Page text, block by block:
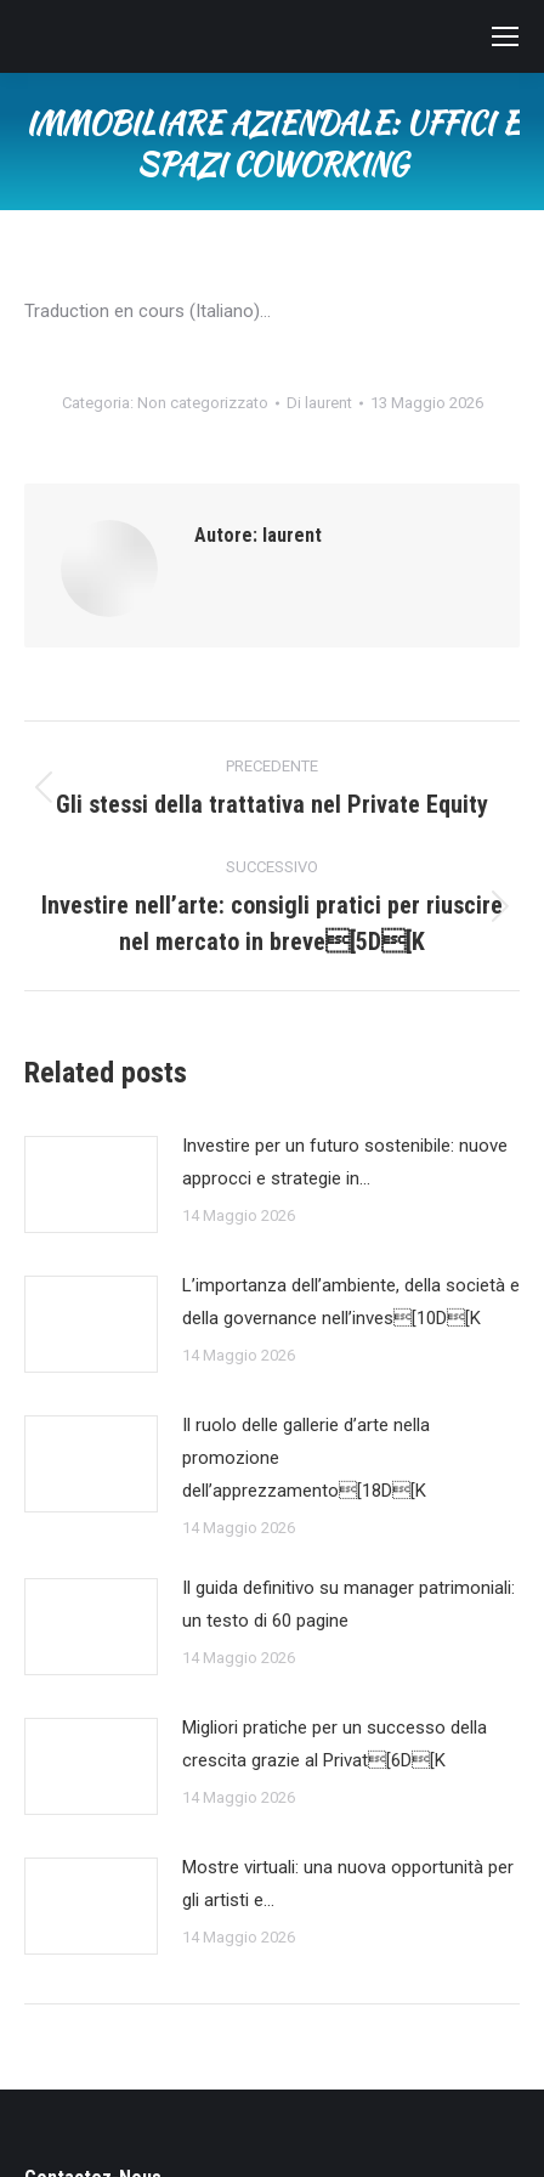
IMMOBILIARE AZIENDALE: UFFICI E
SPAZI COWORKING
Traduction en cours (Italiano)…
Categoria: Non categorizzato Di laurent 13 Maggio 2026
Autore: laurent
tra
post
PRECEDENTE
Post
Gli stessi della trattativa nel Private Equity
SUCCESSIVO
Prossimo
post:
Investire nell’arte: consigli pratici per riuscire
nel mercato in breve[5D[K
Related posts
Investire per un futuro sostenibile: nuove
approcci e strategie in…
14 Maggio 2026
L’importanza dell’ambiente, della società e
della governance nell’inves[10D[K
14 Maggio 2026
Il ruolo delle gallerie d’arte nella
promozione
dell’apprezzamento[18D[K
14 Maggio 2026
Il guida definitivo su manager patrimoniali:
un testo di 60 pagine
14 Maggio 2026
Migliori pratiche per un successo della
crescita grazie al Privat[6D[K
14 Maggio 2026
Mostre virtuali: una nuova opportunità per
gli artisti e…
14 Maggio 2026